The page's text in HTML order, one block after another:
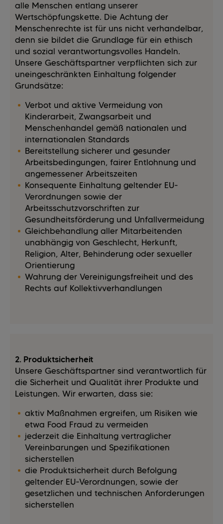
alle Menschen entlang unserer
Wertschöpfungskette. Die Achtung der
Menschenrechte ist für uns nicht verhandelbar,
denn sie bildet die Grundlage für ein ethisch
und sozial verantwortungsvolles Handeln.
Unsere Geschäftspartner verpflichten sich zur
uneingeschränkten Einhaltung folgender
Grundsätze:
Verbot und aktive Vermeidung von
Kinderarbeit, Zwangsarbeit und
Menschenhandel gemäß nationalen und
internationalen Standards
Bereitstellung sicherer und gesunder
Arbeitsbedingungen, fairer Entlohnung und
angemessener Arbeitszeiten
Konsequente Einhaltung geltender EU-
Verordnungen sowie der
Arbeitsschutzvorschriften zur
Gesundheitsförderung und Unfallvermeidung
Gleichbehandlung aller Mitarbeitenden
unabhängig von Geschlecht, Herkunft,
Religion, Alter, Behinderung oder sexueller
Orientierung
Wahrung der Vereinigungsfreiheit und des
Rechts auf Kollektivverhandlungen
2. Produktsicherheit
Unsere Geschäftspartner sind verantwortlich für
die Sicherheit und Qualität ihrer Produkte und
Leistungen. Wir erwarten, dass sie:
aktiv Maßnahmen ergreifen, um Risiken wie
etwa Food Fraud zu vermeiden
jederzeit die Einhaltung vertraglicher
Vereinbarungen und Spezifikationen
sicherstellen
die Produktsicherheit durch Befolgung
geltender EU-Verordnungen, sowie der
gesetzlichen und technischen Anforderungen
sicherstellen